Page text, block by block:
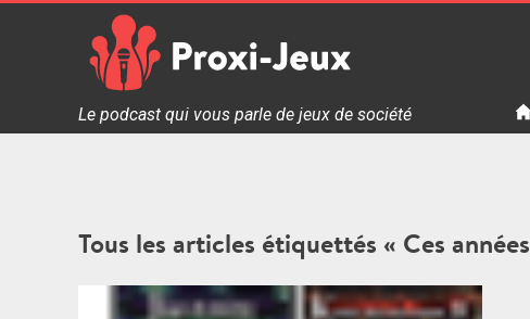
Proxi Jeux - Le podcast qui vous parle de jeux de société
Le podcast qui vous parle de jeux de société
Tous les articles étiquettés « Ces